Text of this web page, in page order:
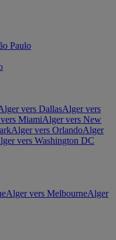
Paulo
vers DallasAlger vers
MiamiAlger vers New
Alger vers OrlandoAlger
vers Washington DC
Alger vers MelbourneAlger